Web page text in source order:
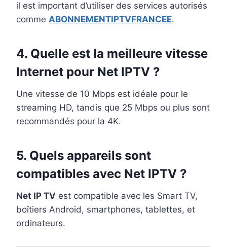
il est important d’utiliser des services autorisés
comme ABONNEMENTIPTVFRANCEE.
4. Quelle est la meilleure vitesse
Internet pour Net IPTV ?
Une vitesse de 10 Mbps est idéale pour le
streaming HD, tandis que 25 Mbps ou plus sont
recommandés pour la 4K.
5. Quels appareils sont
compatibles avec Net IPTV ?
Net IP TV est compatible avec les Smart TV,
boîtiers Android, smartphones, tablettes, et
ordinateurs.